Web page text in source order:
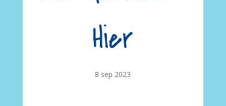
Hier
8 sep 2023